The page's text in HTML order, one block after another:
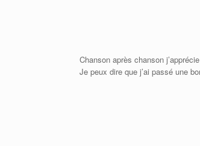
Chanson après chanson
Je peux dire que j’ai passé une